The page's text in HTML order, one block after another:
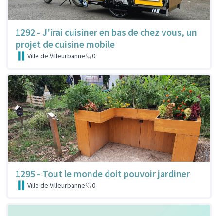
1292 - J'irai cuisiner en bas de chez vous, un
projet de cuisine mobile
Ville de Villeurbanne 0
1295 - Tout le monde doit pouvoir jardiner
Ville de Villeurbanne 0